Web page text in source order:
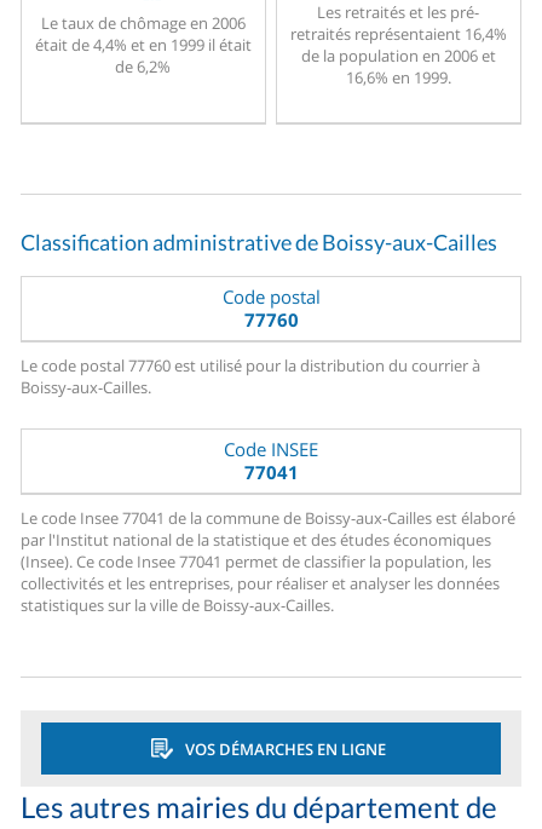
Le taux de chômage en 2006
était de 4,4% et en 1999 il était
de 6,2%
Les retraités et les pré-
retraités représentaient 16,4%
de la population en 2006 et
16,6% en 1999.
Classification administrative de Boissy-aux-Cailles
Code postal
77760
Le code postal 77760 est utilisé pour la distribution du courrier à
Boissy-aux-Cailles.
Code INSEE
77041
Le code Insee 77041 de la commune de Boissy-aux-Cailles est élaboré
par l'Institut national de la statistique et des études économiques
(Insee). Ce code Insee 77041 permet de classifier la population, les
collectivités et les entreprises, pour réaliser et analyser les données
statistiques sur la ville de Boissy-aux-Cailles.
VOS DÉMARCHES EN LIGNE
Les autres mairies du département de